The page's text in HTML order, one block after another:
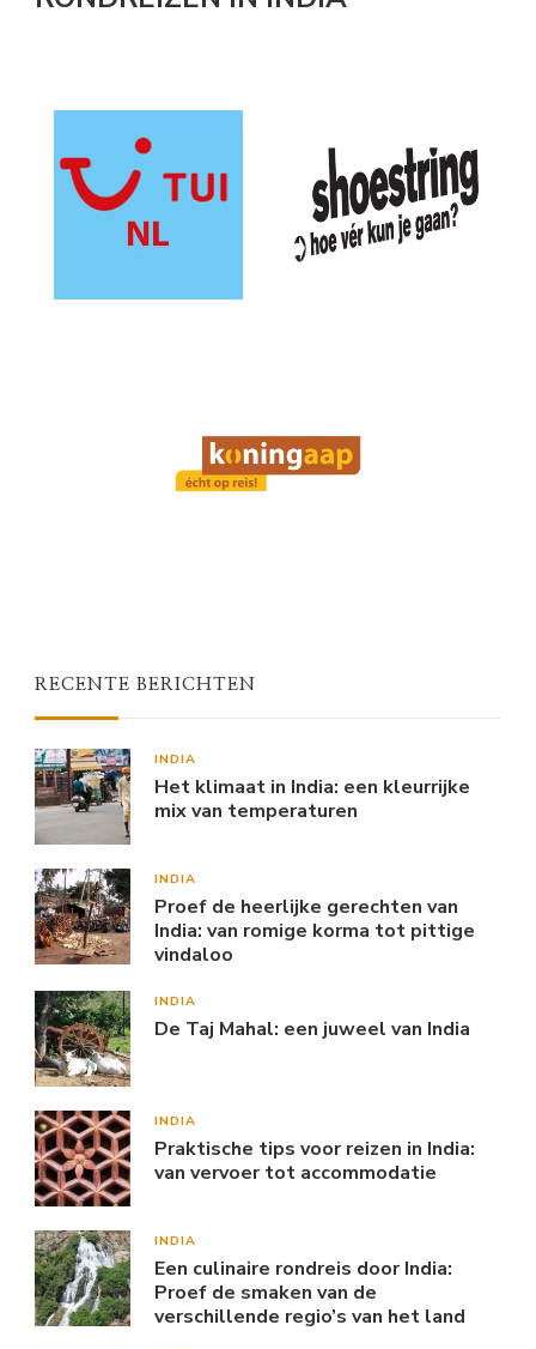
RECENTE BERICHTEN
INDIA
Het klimaat in India: een kleurrijke
mix van temperaturen
INDIA
Proef de heerlijke gerechten van
India: van romige korma tot pittige
vindaloo
INDIA
De Taj Mahal: een juweel van India
INDIA
Praktische tips voor reizen in India:
van vervoer tot accommodatie
INDIA
Een culinaire rondreis door India:
Proef de smaken van de
verschillende regio’s van het land